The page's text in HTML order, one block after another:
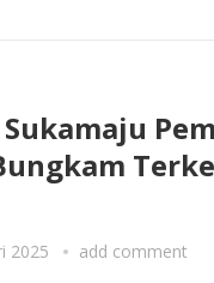
2025 add comment